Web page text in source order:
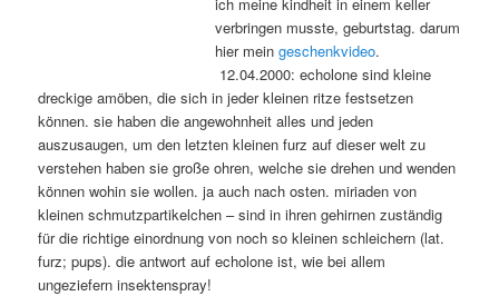
verbringen musste, geburtstag. darum
hier meingeschenkvideo.
12.04.2000: echolone sind kleine
dreckige amöben, die sich in jeder kleinen ritze festsetzen
können. sie haben die angewohnheit alles und jeden
auszusaugen, um den letzten kleinen furz auf dieser welt zu
verstehen haben sie große ohren, welche sie drehen und wenden
können wohin sie wollen. ja auch nach osten. miriaden von
kleinen schmutzpartikelchen – sind in ihren gehirnen zuständig
für die richtige einordnung von noch so kleinen schleichern (lat.
furz; pups). die antwort auf echolone ist, wie bei allem
ungeziefern insektenspray!